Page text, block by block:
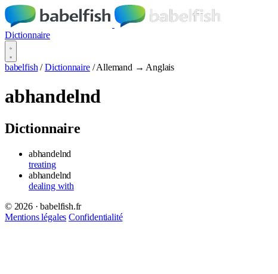
Dictionnaire
babelfish / Dictionnaire / Allemand → Anglais
abhandelnd
Dictionnaire
abhandelnd
treating
abhandelnd
dealing with
© 2026 · babelfish.fr
Mentions légales Confidentialité